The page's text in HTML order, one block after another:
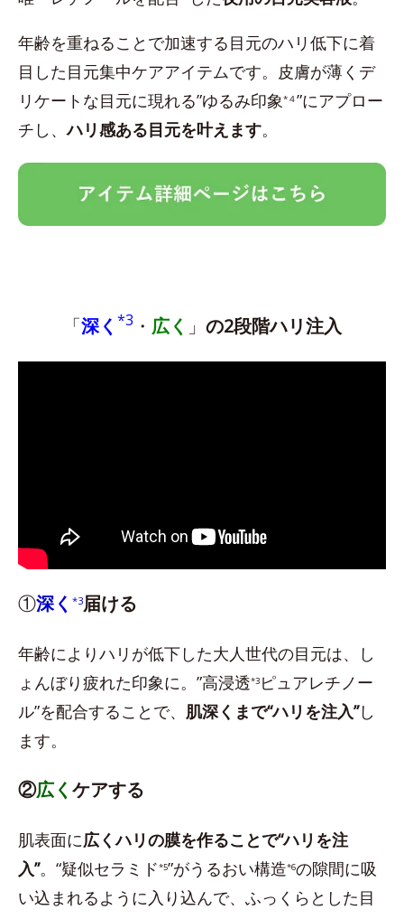
年齢を重ねることで加速する目元のハリ低下に着
目した目元集中ケアアイテムです。皮膚が薄くデ
リケートな目元に現れる”ゆるみ印象*４”にアプロー
チし、ハリ感ある目元を叶えます。
「深く *3 ・ 広く 」 の2段階ハリ注入
①深く *3届ける
年齢によりハリが低下した大人世代の目元は、し
ょんぼり疲れた印象に。”高浸透*3 ピュアレチノー
ル”を配合することで、 肌深くまで“ハリを注入”し
ます。
②広く ケアする
肌表面に広くハリの膜を作ることで“ハリを注
入”。“疑似セラミド*5”がうるおい構造*6の隙間に吸
い込まれるように入り込んで、ふっくらとした目